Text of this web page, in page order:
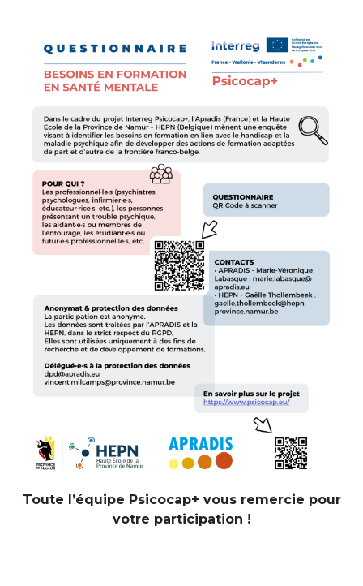
Toute l’équipe Psicocap+ vous remercie pour
votre participation !